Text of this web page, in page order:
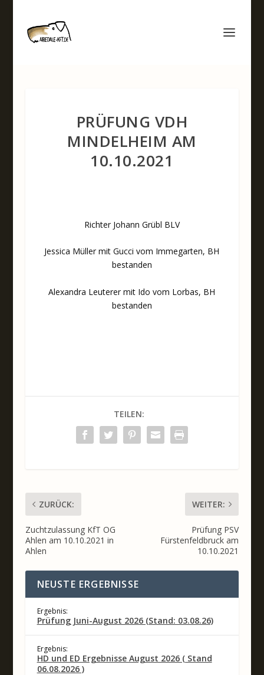
PRÜFUNG VDH
MINDELHEIM AM
10.10.2021
Richter Johann Grübl BLV
Jessica Müller mit Gucci vom Immegarten, BH
bestanden
Alexandra Leuterer mit Ido vom Lorbas, BH
bestanden
TEILEN:
ZURÜCK:
Zuchtzulassung KfT OG
Ahlen am 10.10.2021 in
Ahlen
WEITER:
Prüfung PSV
Fürstenfeldbruck am
10.10.2021
NEUSTE ERGEBNISSE
Ergebnis:
Prüfung Juni-August 2026 (Stand: 03.08.26)
Ergebnis:
HD und ED Ergebnisse August 2026 ( Stand
06.08.2026 )